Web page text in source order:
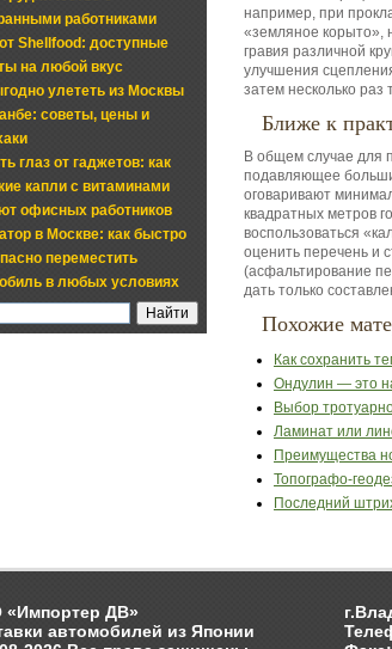
работниками
от Shellfood: доступные
на любой вкус
улететь из Москвы
советы, цены и
глаз от гаджетов: как
капли с витаминами
офисных работников
в Москве: как быстро
переместить
в любых условиях
например, при
«земляное корыто»,
гравия различной
улучшения
затем несколько
Ближе к
В общем случае для
подавляющее
оговаривают
квадратных метров
воспользоваться
оценить перечень и
(асфальтирование
дать только
Похожие
Как сохранить
Ондулин — это
Выбор
Ламинат или
Преимущества
Топографо-
Последний
ДВ»
автомобилей из Японии